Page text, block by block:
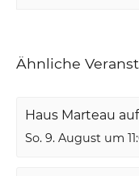
Ähnliche
Haus Marteau
So. 9. August um